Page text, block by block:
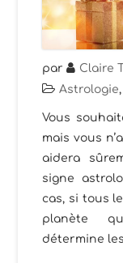
par Claire
Astrologie
Vous
mais vous
aidera
signe
cas, si tous
planète
détermine